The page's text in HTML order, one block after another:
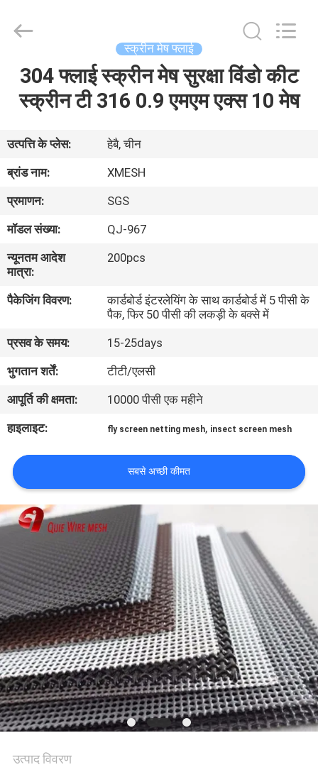
घर
हमारे
बारे
कारखाना
भ्रमण
गुणवत्ता
नियंत्रण
संपर्क
करें
एक
उद्धरण
का
करें
साइटमैप
PRIVACY
POLICY
MFG
Rights
Reserved.
स्क्रीन मेष फ्लाई
304 फ्लाई स्क्रीन मेष सुरक्षा विंडो कीट
स्क्रीन टी 316 0.9 एमएम एक्स 10 मेष
उत्पत्ति के प्लेस:
हेबै, चीन
ब्रांड नाम:
XMESH
प्रमाणन:
SGS
मॉडल संख्या:
QJ-967
न्यूनतम आदेश
मात्रा:
200pcs
पैकेजिंग विवरण:
कार्डबोर्ड इंटरलेयिंग के साथ कार्डबोर्ड में 5 पीसी के
पैक, फिर 50 पीसी की लकड़ी के बक्से में
प्रसव के समय:
15-25days
भुगतान शर्तें:
टीटी/एलसी
आपूर्ति की क्षमता:
10000 पीसी एक महीने
हाइलाइट:
fly screen netting mesh, insect screen mesh
सबसे अच्छी कीमत
उत्पाद विवरण